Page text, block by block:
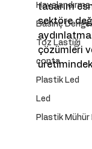
Havalandırma
Basınç
Toz Lastiği
conta
Plastik Led
Led
Plastik Mühür
tasarım
sektöre
çözümleri